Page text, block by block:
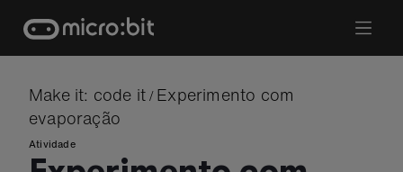
content
Make it: code it / Experimento com
evaporação
Atividade